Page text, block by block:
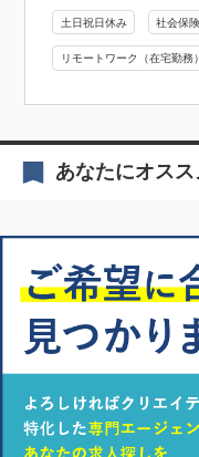
土日祝日休み 社会保
リモートワーク（在宅勤務
あなたにオスス